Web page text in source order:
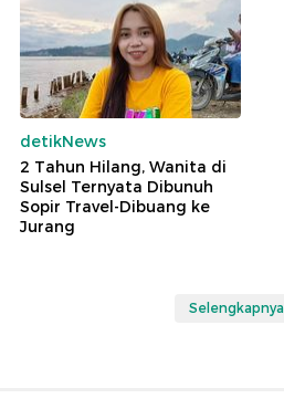
detikNews
2 Tahun Hilang, Wanita di
Sulsel Ternyata Dibunuh
Sopir Travel-Dibuang ke
Jurang
Selengkapnya